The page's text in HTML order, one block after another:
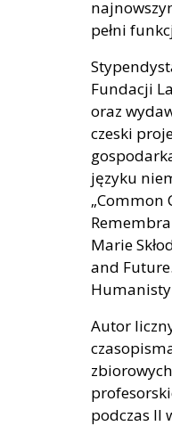
pełni
Fundacji
oraz
czeski
języku
„Common
Marie
and
Autor
podczas II